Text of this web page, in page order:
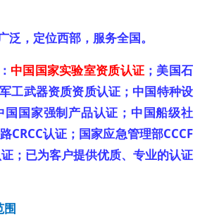
泛，定位西部，服务全国。
中国国家实验室资质认证 ；美国石
工武器资质资质认证；中国特种设
国国家强制产品认证；中国船级社
CRCC认证；国家应急管理部CCCF
；已为客户提供优质、专业的认证
围